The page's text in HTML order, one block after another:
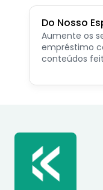
Do Nosso
Aumente os
empréstimo
conteúdos